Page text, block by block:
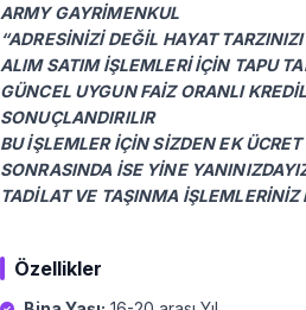
ARMY GAYRİMENKUL
“ADRESİNİZİ DEĞİL HAYAT
ALIM SATIM İŞLEMLERİ İÇİN TAPU
GÜNCEL UYGUN FAİZ ORANLI
SONUÇLANDIRILIR
BU İŞLEMLER İÇİN SİZDEN EK
SONRASINDA İSE YİNE
TADİLAT VE TAŞINMA
Özellikler